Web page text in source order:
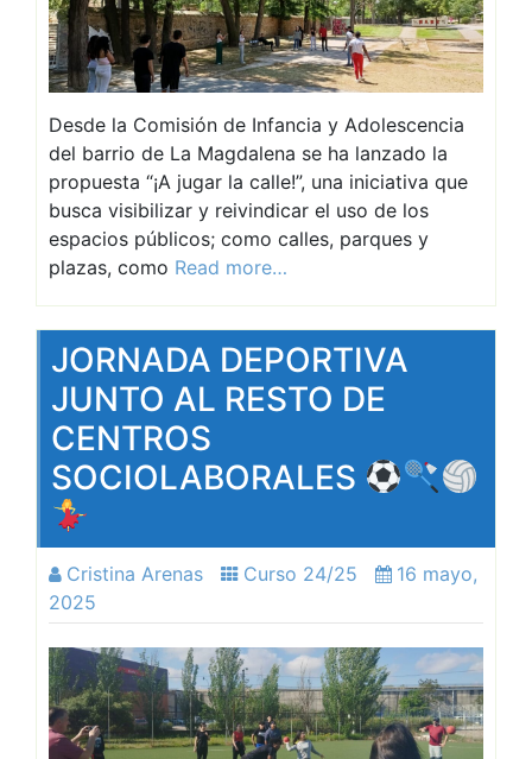
Desde la Comisión de Infancia y Adolescencia
del barrio de La Magdalena se ha lanzado la
propuesta “¡A jugar la calle!”, una iniciativa que
busca visibilizar y reivindicar el uso de los
espacios públicos; como calles, parques y
plazas, como Read more…
JORNADA DEPORTIVA
JUNTO AL RESTO DE
CENTROS
SOCIOLABORALES
Cristina Arenas Curso 24/25
16 mayo,
2025